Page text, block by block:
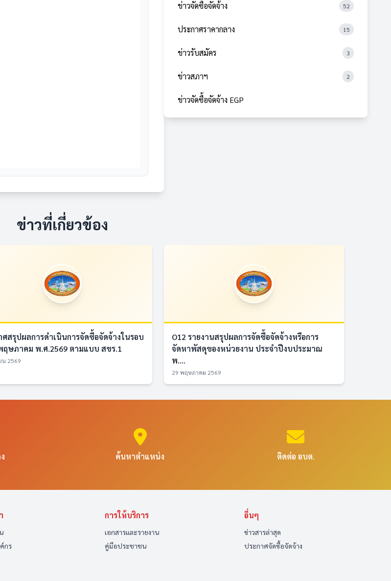
ข่าวจัดซื้อจัดจ้าง 52
ประกาศราคากลาง 15
ข่าวรับสมัคร 3
ข่าวสภาฯ 2
ข่าวจัดซื้อจัดจ้าง EGP
ข่าวที่เกี่ยวข้อง
ศสรุปผลการดำเนินการจัดซื้อจัดจ้างในรอบ
ฤษภาคม พ.ศ.2569 ตามแบบ สขร.1
น 2569
O12 รายงานสรุปผลการจัดซื้อจัดจ้างหรือการ
จัดหาพัสดุของหน่วยงาน ประจำปีงบประมาณ
พ....
29 พฤษภาคม 2569
ค้นหาตำแหน่ง ติดต่อ อบต.
กร
การให้บริการ
เอกสารและรายงาน
คู่มือประชาชน
อื่นๆ
ข่าวสารล่าสุด
ประกาศจัดซื้อจัดจ้าง